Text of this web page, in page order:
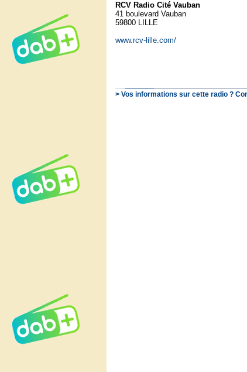
RCV Radio Cité Vauban
41 boulevard Vauban
59800 LILLE
www.rcv-lille.com/
> Vos informations sur cette radio ?